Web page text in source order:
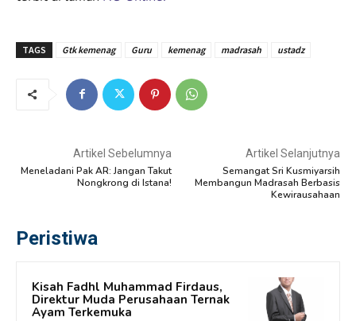
TAGS Gtk kemenag Guru kemenag madrasah ustadz
Artikel Sebelumnya
Meneladani Pak AR: Jangan Takut
Nongkrong di Istana!
Artikel Selanjutnya
Semangat Sri Kusmiyarsih
Membangun Madrasah Berbasis
Kewirausahaan
Peristiwa
Kisah Fadhl Muhammad Firdaus,
Direktur Muda Perusahaan Ternak
Ayam Terkemuka